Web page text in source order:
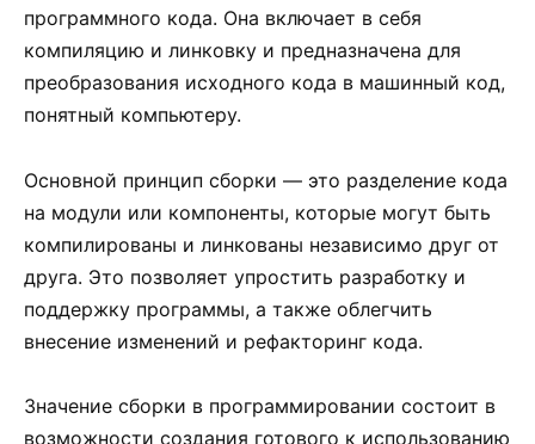
программного кода. Она включает в себя
компиляцию и линковку и предназначена для
преобразования исходного кода в машинный код,
понятный компьютеру.
Основной принцип сборки — это разделение кода
на модули или компоненты, которые могут быть
компилированы и линкованы независимо друг от
друга. Это позволяет упростить разработку и
поддержку программы, а также облегчить
внесение изменений и рефакторинг кода.
Значение сборки в программировании состоит в
возможности создания готового к использованию